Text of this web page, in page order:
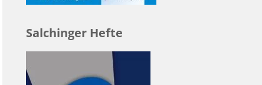
Salchinger Hefte